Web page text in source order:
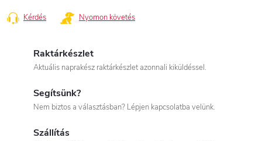
Kérdés Nyomon követés
Raktárkészlet
Aktuális naprakész raktárkészlet azonnali kiküldéssel.
Segítsünk?
Nem biztos a választásban? Lépjen kapcsolatba velünk.
Szállítás